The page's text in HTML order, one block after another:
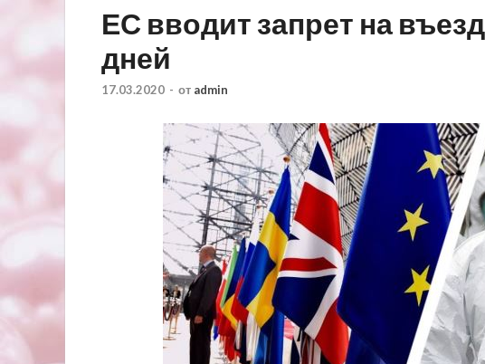
ЕС вводит запрет на
дней
17.03.2020 - от admin